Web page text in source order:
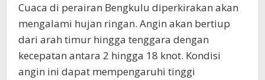
Cuaca di perairan Bengkulu diperkirakan akan
mengalami hujan ringan. Angin akan bertiup
dari arah timur hingga tenggara dengan
kecepatan antara 2 hingga 18 knot. Kondisi
angin ini dapat mempengaruhi tinggi